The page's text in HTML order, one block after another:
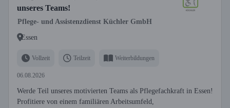
unseres Teams!
Pflege- und Assistenzdienst Küchler GmbH
Essen
Vollzeit Teilzeit Weiterbildungen
06.08.2026
Werde Teil unseres motivierten Teams als Pflegefachkraft in Essen!
Profitiere von einem familiären Arbeitsumfeld,